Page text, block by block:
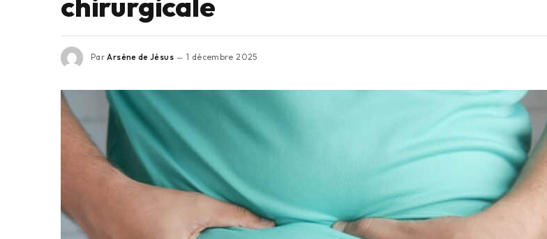
Par Arsène de Jésus 1 décembre 2025